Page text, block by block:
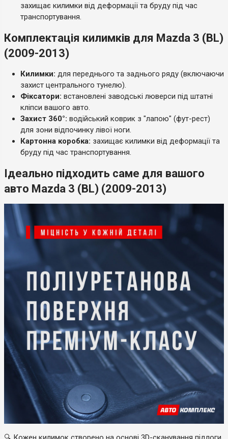
захищає килимки від деформації та бруду під час
транспортування.
Комплектація килимків для Mazda 3 (BL)
(2009-2013)
Килимки: для переднього та заднього ряду (включаючи
захист центрального тунелю).
Фіксатори: встановлені заводські люверси під штатні
кліпси вашого авто.
Захист 360°: водійський коврик з "лапою" (фут-рест)
для зони відпочинку лівої ноги.
Картонна коробка: захищає килимки від деформації та
бруду під час транспортування.
Ідеально підходить саме для вашого
авто Mazda 3 (BL) (2009-2013)